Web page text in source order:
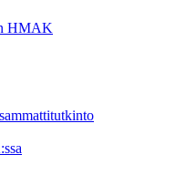
HMAK